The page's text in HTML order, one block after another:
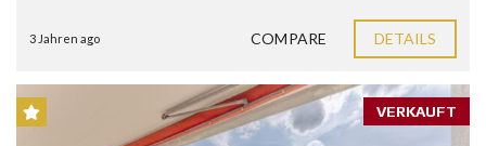
3 Jahren ago COMPARE DETAILS
VERKAUFT